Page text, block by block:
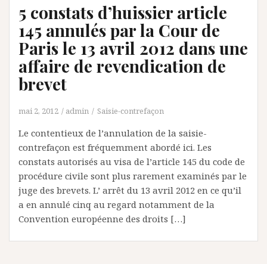
5 constats d’huissier article
145 annulés par la Cour de
Paris le 13 avril 2012 dans une
affaire de revendication de
brevet
mai 2, 2012 admin Saisie-contrefaçon
Le contentieux de l’annulation de la saisie-
contrefaçon est fréquemment abordé ici. Les
constats autorisés au visa de l’article 145 du code de
procédure civile sont plus rarement examinés par le
juge des brevets. L’ arrêt du 13 avril 2012 en ce qu’il
a en annulé cinq au regard notamment de la
Convention européenne des droits […]